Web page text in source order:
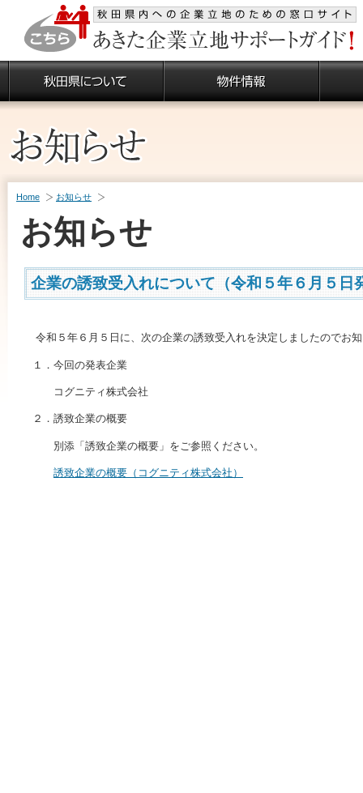
Home お知らせ
お知らせ
企業の誘致受入れについて（令和５年６月５日
令和５年６月５日に、次の企業の誘致受入れを決定しましたのでお
１．今回の発表企業
コグニティ株式会社
２．誘致企業の概要
別添「誘致企業の概要」をご参照ください。
誘致企業の概要（コグニティ株式会社）